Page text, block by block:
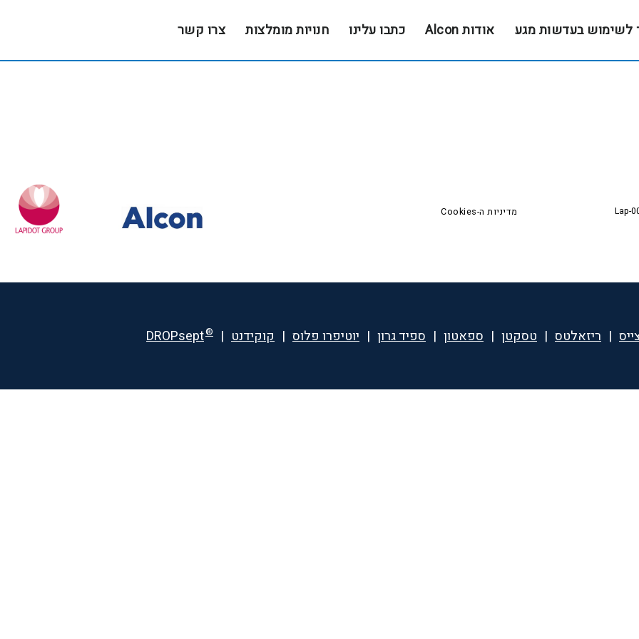
לשימוש בעדשות מגע אודות Alcon כתבו עלינו חנויות מומלצות צרו קשר
Lap- מדיניות ה-Cookies
| ריזאלטס | טסקטן | ספאטון | ספיד גרון | יוטיפרו פלוס | קוקידנט |
DROPsept®